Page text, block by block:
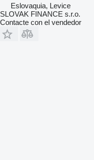
Eslovaquia, Levice
SLOVAK FINANCE s.r.o.
Contacte con el vendedor